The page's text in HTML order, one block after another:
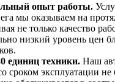
опыт работы.
мы оказываем на
не только качество
низкий уровень цен
единиц техники. Наш
сроком эксплуатации не